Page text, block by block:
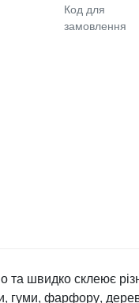
Код для
замовлення
швидко склеює
гуми, фарфору,